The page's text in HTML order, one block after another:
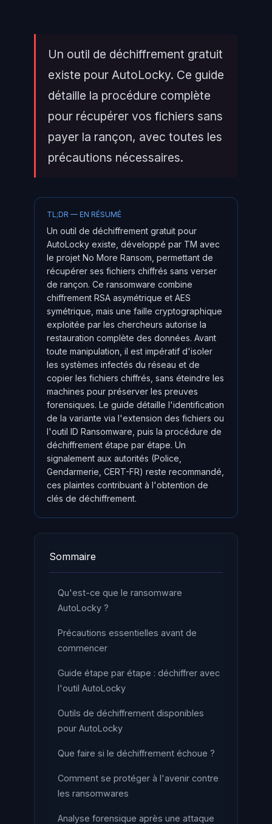
Un outil de déchiffrement gratuit
existe pour AutoLocky. Ce guide
détaille la procédure complète
pour récupérer vos fichiers sans
payer la rançon, avec toutes les
précautions nécessaires.
TL;DR — EN RÉSUMÉ
Un outil de déchiffrement gratuit pour
AutoLocky existe, développé par TM avec
le projet No More Ransom, permettant de
récupérer ses fichiers chiffrés sans verser
de rançon. Ce ransomware combine
chiffrement RSA asymétrique et AES
symétrique, mais une faille cryptographique
exploitée par les chercheurs autorise la
restauration complète des données. Avant
toute manipulation, il est impératif d'isoler
les systèmes infectés du réseau et de
copier les fichiers chiffrés, sans éteindre les
machines pour préserver les preuves
forensiques. Le guide détaille l'identification
de la variante via l'extension des fichiers ou
l'outil ID Ransomware, puis la procédure de
déchiffrement étape par étape. Un
signalement aux autorités (Police,
Gendarmerie, CERT-FR) reste recommandé,
ces plaintes contribuant à l'obtention de
clés de déchiffrement.
Sommaire
Qu'est-ce que le ransomware
AutoLocky ?
Précautions essentielles avant de
commencer
Guide étape par étape : déchiffrer avec
l'outil AutoLocky
Outils de déchiffrement disponibles
pour AutoLocky
Que faire si le déchiffrement échoue ?
Comment se protéger à l'avenir contre
les ransomwares
Analyse forensique après une attaque